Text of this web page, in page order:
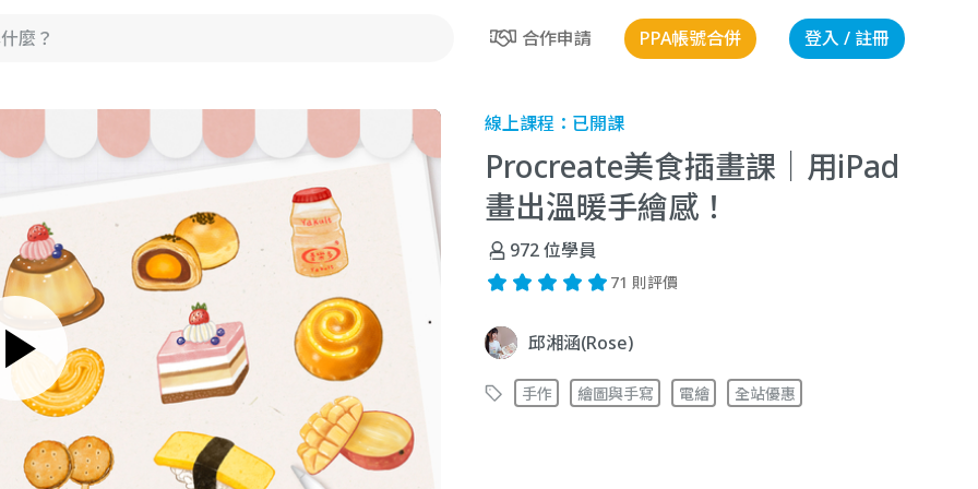
合作申請 PPA帳號合併 登入 / 註冊
線上課程： 已開課
Procreate美食插畫課｜用iPad
畫出溫暖手繪感！
972位學員
71 則評價
邱湘涵(Rose)
手作 繪圖與手寫 電繪 全站優惠